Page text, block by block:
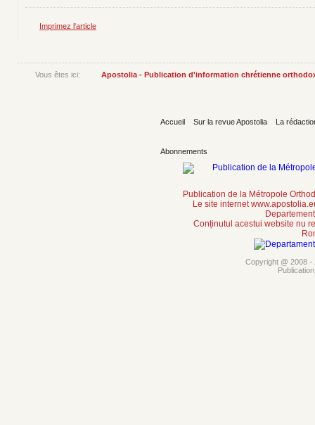
Imprimez l'article
Vous êtes ici: Apostolia - Publication d'information chrétienne
Accueil Sur la revue Apostolia La
Abonnements
Publication de la Métropole
Le site internet
Conținutul acestui website nu
Copyright @ 2008 -